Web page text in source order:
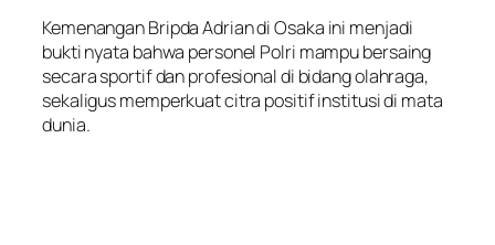
Kemenangan Bripda Adrian di Osaka ini menjadi
bukti nyata bahwa personel Polri mampu bersaing
secara sportif dan profesional di bidang olahraga,
sekaligus memperkuat citra positif institusi di mata
dunia.